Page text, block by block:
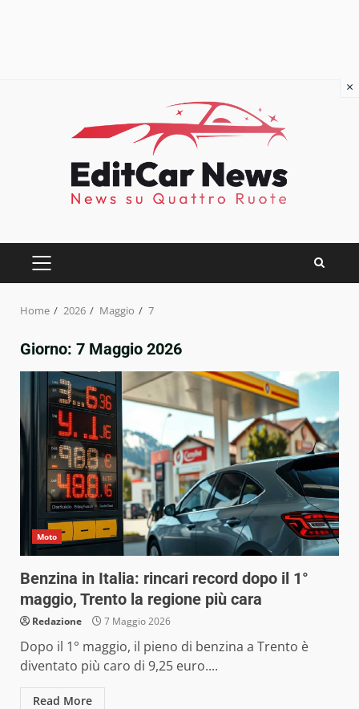
PRIMARY
MENU
Home 2026 Maggio 7
Giorno: 7 Maggio 2026
Moto
Benzina in Italia: rincari record dopo il 1°
maggio, Trento la regione più cara
Redazione 7 Maggio 2026
Dopo il 1° maggio, il pieno di benzina a Trento è
diventato più caro di 9,25 euro....
Read More
×